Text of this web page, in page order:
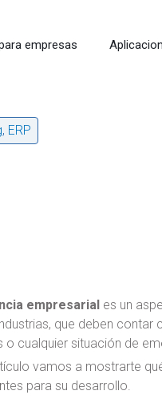
empresas
, ERP
empresariales un
que deben
o cualquier situación de
vamos a mostrarte
para su desarrollo.